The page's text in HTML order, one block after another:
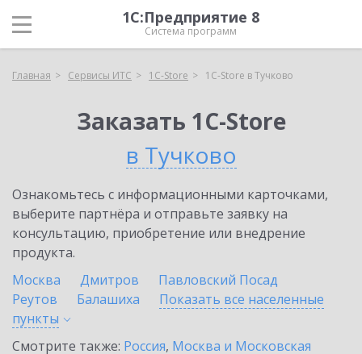
1С:Предприятие 8
Система программ
Главная Сервисы ИТС 1C-Store 1C-Store в Тучково
Заказать 1C-Store
в Тучково
Ознакомьтесь с информационными карточками,
выберите партнёра и отправьте заявку на
консультацию, приобретение или внедрение
продукта.
Москва
Дмитров
Павловский Посад
Реутов
Балашиха
Показать все населенные
пункты
Смотрите также: Россия, Москва и Московская